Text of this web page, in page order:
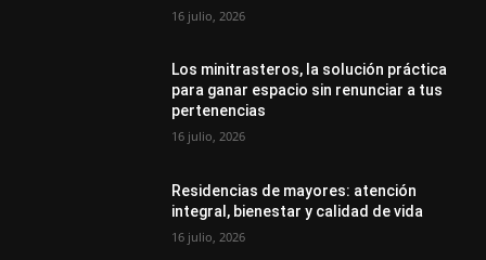
16 julio, 2026
Los minitrasteros, la solución práctica
para ganar espacio sin renunciar a tus
pertenencias
16 julio, 2026
Residencias de mayores: atención
integral, bienestar y calidad de vida
16 julio, 2026